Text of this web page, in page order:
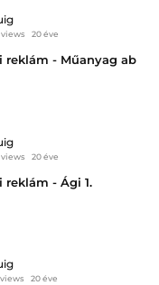
views 20 éve
reklám - Műanyag ab
views 20 éve
reklám - Ági 1.
20 éve